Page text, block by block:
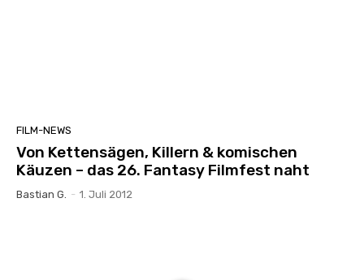
FILM-NEWS
Von Kettensägen, Killern & komischen
Käuzen – das 26. Fantasy Filmfest naht
Bastian G. - 1. Juli 2012